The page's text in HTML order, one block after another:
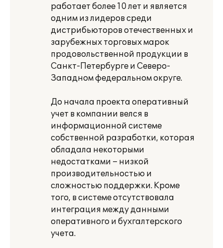
работает более 10 лет и является
одним из лидеров среди
дистрибьюторов отечественных и
зарубежных торговых марок
продовольственной продукции в
Санкт-Петербурге и Северо-
Западном федеральном округе.
До начала проекта оперативный
учет в компании велся в
информационной системе
собственной разработки, которая
обладала некоторыми
недостатками – низкой
производительностью и
сложностью поддержки. Кроме
того, в системе отсутствовала
интеграция между данными
оперативного и бухгалтерского
учета.